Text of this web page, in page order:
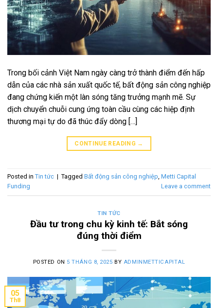
Trong bối cảnh Việt Nam ngày càng trở thành điểm đến hấp
dẫn của các nhà sản xuất quốc tế, bất động sản công nghiệp
đang chứng kiến một làn sóng tăng trưởng mạnh mẽ. Sự
dịch chuyển chuỗi cung ứng toàn cầu cùng các hiệp định
thương mại tự do đã thúc đẩy dòng […]
CONTINUE READING →
Posted in Tin tức | Tagged Bất động sản công nghiệp Metti Capital
Funding
Leave a comment
TIN TỨC
Đầu tư trong chu kỳ kinh tế: Bắt sóng
đúng thời điểm
POSTED ON 5 THÁNG 8, 2025 BY ADMINMETTICAPITAL
05
Th8